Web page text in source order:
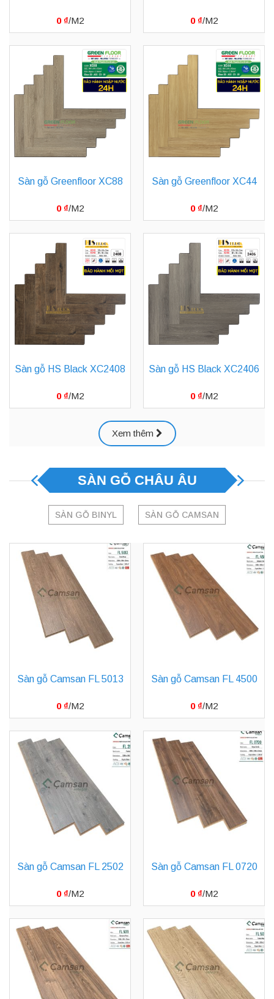
0 ₫ 0 ₫
Sàn gỗ Greenfloor XC88
0 ₫
Sàn gỗ Greenfloor XC44
0 ₫
Sàn gỗ HS Black XC2408
0 ₫
Sàn gỗ HS Black XC2406
0 ₫
Xem thêm
SÀN GỖ CHÂU ÂU
SÀN GỖ BINYL SÀN GỖ CAMSAN
Sàn gỗ Camsan FL 5013
0 ₫
Sàn gỗ Camsan FL 4500
0 ₫
Sàn gỗ Camsan FL 2502
0 ₫
Sàn gỗ Camsan FL 0720
0 ₫